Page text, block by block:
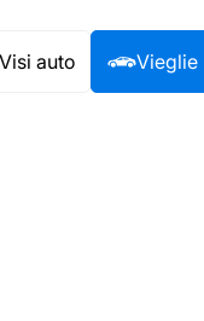
Visi auto Vieglie